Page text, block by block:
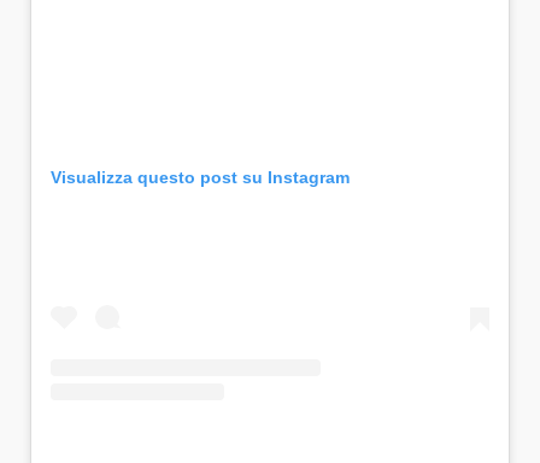
Visualizza questo post su Instagram